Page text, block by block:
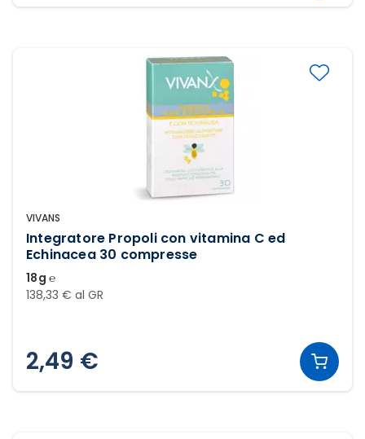
VIVANS
Integratore Propoli con vitamina C ed
Echinacea 30 compresse
18g ℮
138,33 € al GR
2,49 €